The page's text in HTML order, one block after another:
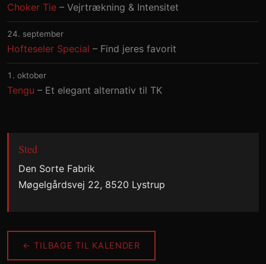
Choker Tie – Vejrtrækning & Intensitet
24. september
Hofteseler Special – Find jeres favorit
1. oktober
Tengu – Et elegant alternativ til TK
Sted
Den Sorte Fabrik
Møgelgårdsvej 22, 8520 Lystrup
← TILBAGE TIL KALENDER